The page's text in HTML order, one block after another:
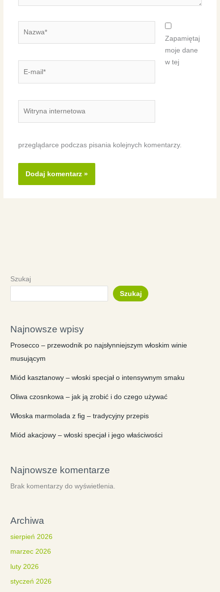
internetowa
Zapamiętaj
moje dane
w tej
przeglądarce podczas pisania kolejnych komentarzy.
Szukaj
Szukaj
Najnowsze wpisy
Prosecco – przewodnik po najsłynniejszym włoskim winie
musującym
Miód kasztanowy – włoski specjał o intensywnym smaku
Oliwa czosnkowa – jak ją zrobić i do czego używać
Włoska marmolada z fig – tradycyjny przepis
Miód akacjowy – włoski specjał i jego właściwości
Najnowsze komentarze
Brak komentarzy do wyświetlenia.
Archiwa
sierpień 2026
marzec 2026
luty 2026
styczeń 2026